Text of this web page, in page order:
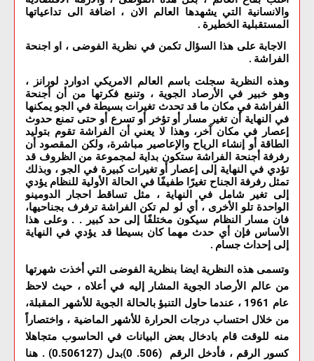
والانسانية التي يشهدها العالم الان ، اضافة الى تداعياتها
المستقبلية الخطيرة .
الاجابة على هذا السؤال تكمن في نظرية الفوضى ، او اجنحة
الفراشة .
وهذه النظرية سجلت باسم العالم الامريكي ادوارد لورانز ،
وهو خبير في الأرصاد الجوية ، وتنبع فكرتها من أن أجنحة
الفراشة في مكان ما قد تحدث تغيرات بسيطة في الجو يمكنها
في النهاية أن تغير مسار أو تؤخر أو تسرع أو حتى تمنع حدوث
إعصار في مكان آخر، وهذا لا يعني أن الفراشة تقوم بتوليد
الطاقة أو إنشاء الرياح والإعاصير مباشرة، ولكن المقصود أن
رفرفة أجنحة الفراشة ستكون بداية لمجموعة من الظروف قد
تؤدي في النهاية إلى إعصار أو تغيرات كبيرة في الجو ، وبذلك
تمثل رفرفة الجناح تغيرًا طفيفًا في الحالة الأولية للنظام يؤدي
إلى تغير شامل في النهاية ، مثل تساقط احجار الدومينو
الواحدة تلو الأخرى ، أي لو لم تكن الفراشة ترفرف بجناحيها،
فان مسار النظام سيكون مختلفًا إلى حد كبير . . وعلى هذا
الأساس فإن أي حدث مهما كان بسيطا قد يؤدي في النهاية
إلى إحداث جسام .
وتسمى هذه النظرية ايضا بنظرية الفوضى التي أخذت شهرتها
من عالم الأرصاد الجوية المشار إليه في أعلاه ، حيث لاحظ
عام 1961 ، عندما حاول التنبؤ بالحالة الجوية للأشهر المقبلة،
من خلال احتساب درجات الحرارة للأشهر الماضية ، واختصاراً
منه للوقت قام بادخال بعض البيانات في الحاسوب متجاهلا
كسور الرقم ، فأدخل الرقم (506. 0)بدل (0.506127) . هنا